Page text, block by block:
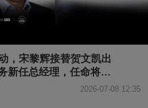
，宋黎辉接替贺文凯出
新任总经理，任命将于
2026-07-08 12:35